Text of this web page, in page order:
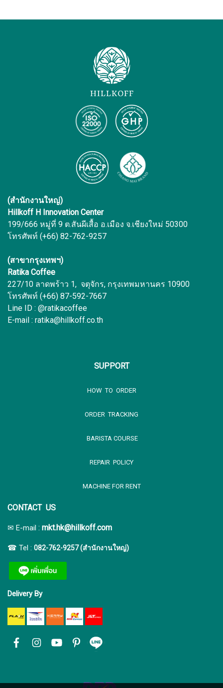
(สำนักงานใหญ่)
Hillkoff H Innovation Center
199/666 หมู่ที่ 9 ต.สันผีเสื้อ อ.เมือง จ.เชียงใหม่ 50300
โทรศัพท์ (+66) 82-762-9257
(สาขากรุงเทพฯ)
Ratika Coffee
227/10 ลาดพร้าว 1, จตุจักร, กรุงเทพมหานคร 10900
โทรศัพท์ (+66) 87-592-7667
Line ID : @ratikacoffee
E-mail : ratika@hillkoff.co.th
SUPPORT
HOW TO ORDER
ORDER TRACKING
BARISTA COURSE
REPAIR POLICY
MACHINE FOR RENT
CONTACT US
✉ E-mail : mkt.hk@hillkoff.com
☎ Tel : 082-762-9257 (สำนักงานใหญ่)
Delivery By